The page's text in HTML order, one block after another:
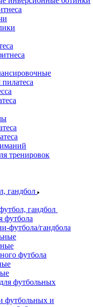
тренировок
гандбол
гандбол
футбола
футбола/гандбола
футбола
футбольных
футбольных и